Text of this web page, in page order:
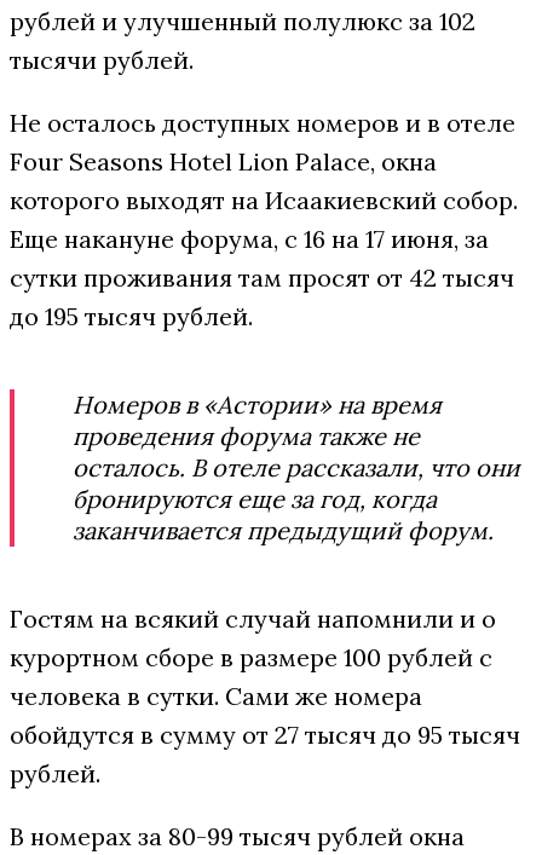
рублей и улучшенный полулюкс за 102
тысячи рублей.
Не осталось доступных номеров и в отеле
Four Seasons Hotel Lion Palace, окна
которого выходят на Исаакиевский собор.
Еще накануне форума, с 16 на 17 июня, за
сутки проживания там просят от 42 тысяч
до 195 тысяч рублей.
Номеров в «Астории» на время
проведения форума также не
осталось. В отеле рассказали, что они
бронируются еще за год, когда
заканчивается предыдущий форум.
Гостям на всякий случай напомнили и о
курортном сборе в размере 100 рублей с
человека в сутки. Сами же номера
обойдутся в сумму от 27 тысяч до 95 тысяч
рублей.
В номерах за 80-99 тысяч рублей окна